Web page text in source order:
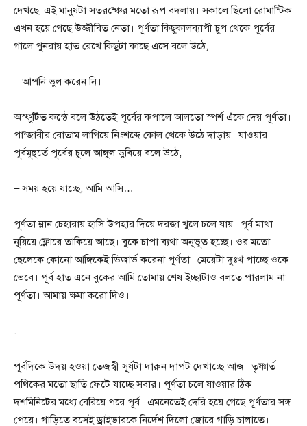
দেখছে।এই মানুষটা সতরন্ঞ্চের মতো রূপ বদলায়। সকালে ছিলো রোমান্টিক
এখন হয়ে গেছে উজ্জীবিত নেতা। পূর্ণতা কিছুকালব্যাপী চুপ থেকে পূর্বের
গালে পুনরায় হাত রেখে কিছুটা কাছে এসে বলে উঠে,
– আপনি ভুল করেন নি।
অস্ফুটিত কন্ঠে বলে উঠতেই পূর্বের কপালে আলতো স্পর্শ এঁকে দেয় পূর্ণতা।
পান্জাবীর বোতাম লাগিয়ে নিঃশব্দে কোল থেকে উঠে দাড়ায়। যাওয়ার
পূর্বমূহুর্তে পূর্বের চুলে আঙ্গুল ডুবিয়ে বলে উঠে,
– সময় হয়ে যাচ্ছে, আমি আসি…
পূর্ণতা ম্লান চেহারায় হাসি উপহার দিয়ে দরজা খুলে চলে যায়। পূর্ব মাথা
নুয়িয়ে ফ্লোরে তাকিয়ে আছে। বুকে চাপা ব্যথা অনুভূত হচ্ছে। ওর মতো
ছেলেকে কোনো আঙ্গিকেই ডিজার্ভ করেনা পূর্ণতা। মেয়েটা দুঃখ পাচ্ছে ওকে
ভেবে। পূর্ব হাত এনে বুকের আমি তোমায় শেষ ইচ্ছাটাও বলতে পারলাম না
পূর্ণতা। আমায় ক্ষমা করো দিও।
.
পূর্বদিকে উদয় হওয়া তেজস্বী সূর্যটা দারুন দাপট দেখাচ্ছে আজ। তৃষ্ণার্ত
পথিকের মতো ছাতি ফেটে যাচ্ছে সবার। পূর্ণতা চলে যাওয়ার ঠিক
দশমিনিটের মধ্যে বেরিয়ে পরে পূর্ব। এমনেতেই দেরি হয়ে গেছে পূর্ণতার সঙ্গ
পেয়ে। গাড়িতে বসেই ড্রাইভারকে নির্দেশ দিলো জোরে গাড়ি চালাতে।